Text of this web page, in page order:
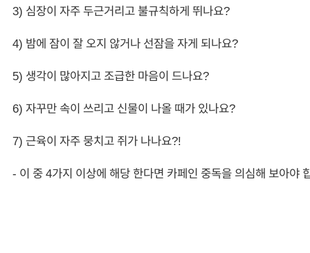
3) 심장이 자주 두근거리고 불규칙하게 뛰나요?
4) 밤에 잠이 잘 오지 않거나 선잠을 자게 되나요?
5) 생각이 많아지고 조급한 마음이 드나요?
6) 자꾸만 속이 쓰리고 신물이 나올 때가 있나요?
7) 근육이 자주 뭉치고 쥐가 나나요?!
- 이 중 4가지 이상에 해당 한다면 카페인 중독을 의심해 보아야